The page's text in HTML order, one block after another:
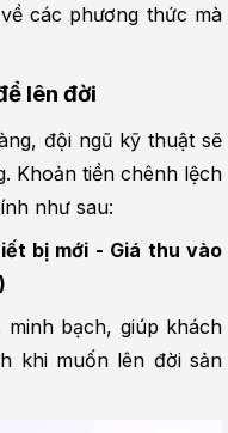
các phương thức mà
lên đời
đội ngũ kỹ thuật sẽ
Khoản tiền chênh lệch
như sau:
bị mới - Giá thu vào
bạch, giúp khách
khi muốn lên đời sản